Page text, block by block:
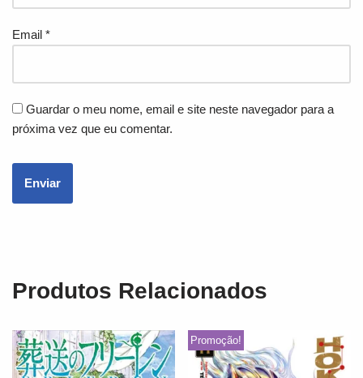
Email *
Guardar o meu nome, email e site neste navegador para a
próxima vez que eu comentar.
Produtos Relacionados
Promoção!